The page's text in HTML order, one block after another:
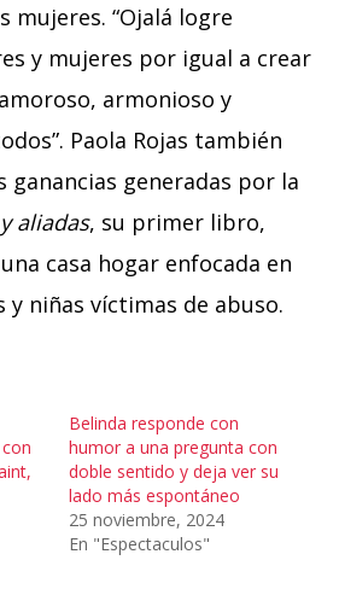
mujeres. “Ojalá logre
y mujeres por igual a crear
armonioso y
Paola Rojas también
ganancias generadas por la
aliadas, su primer libro,
casa hogar enfocada en
y niñas víctimas de abuso.
Belinda responde con
humor a una pregunta con
doble sentido y deja ver su
lado más espontáneo
25 noviembre, 2024
En "Espectaculos"